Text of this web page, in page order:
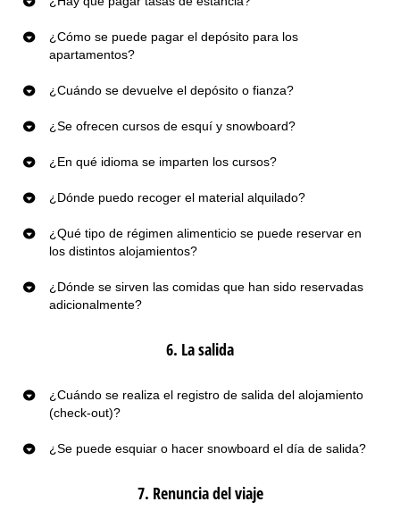
¿Cómo se puede pagar el depósito para los
apartamentos?
¿Cuándo se devuelve el depósito o fianza?
¿Se ofrecen cursos de esquí y snowboard?
¿En qué idioma se imparten los cursos?
¿Dónde puedo recoger el material alquilado?
¿Qué tipo de régimen alimenticio se puede reservar en
los distintos alojamientos?
¿Dónde se sirven las comidas que han sido reservadas
adicionalmente?
6. La salida
¿Cuándo se realiza el registro de salida del alojamiento
(check-out)?
¿Se puede esquiar o hacer snowboard el día de salida?
7. Renuncia del viaje